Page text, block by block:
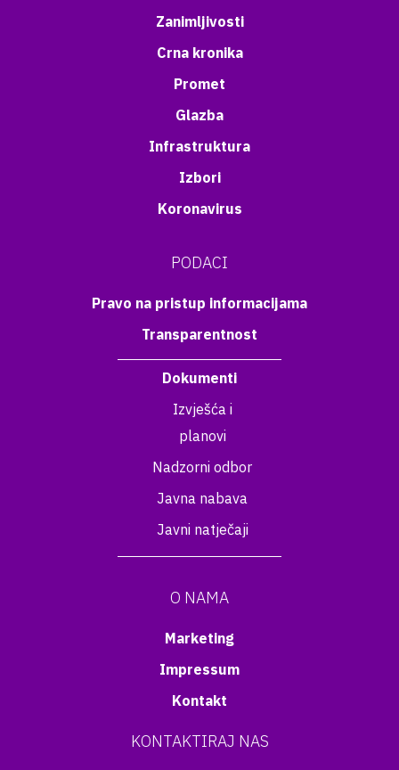
Zanimljivosti
Crna kronika
Promet
Glazba
Infrastruktura
Izbori
Koronavirus
PODACI
Pravo na pristup informacijama
Transparentnost
Dokumenti
Izvješća i
planovi
Nadzorni odbor
Javna nabava
Javni natječaji
O NAMA
Marketing
Impressum
Kontakt
KONTAKTIRAJ NAS